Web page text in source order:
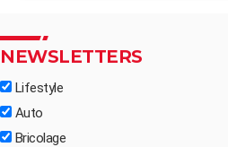
NEWSLETTERS
Lifestyle
Auto
Bricolage